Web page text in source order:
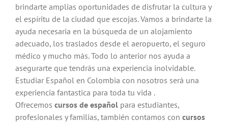
brindarte amplias oportunidades de disfrutar la cultura y
el espíritu de la ciudad que escojas. Vamos a brindarte la
ayuda necesaria en la búsqueda de un alojamiento
adecuado, los traslados desde el aeropuerto, el seguro
médico y mucho más. Todo lo anterior nos ayuda a
asegurarte que tendrás una experiencia inolvidable.
Estudiar Español en Colombia con nosotros será una
experiencia fantastica para toda tu vida .
Ofrecemos cursos de español para estudiantes,
profesionales y familias, también contamos con cursos